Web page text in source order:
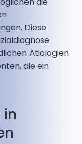
Diese
Ätiologien
die ein
in